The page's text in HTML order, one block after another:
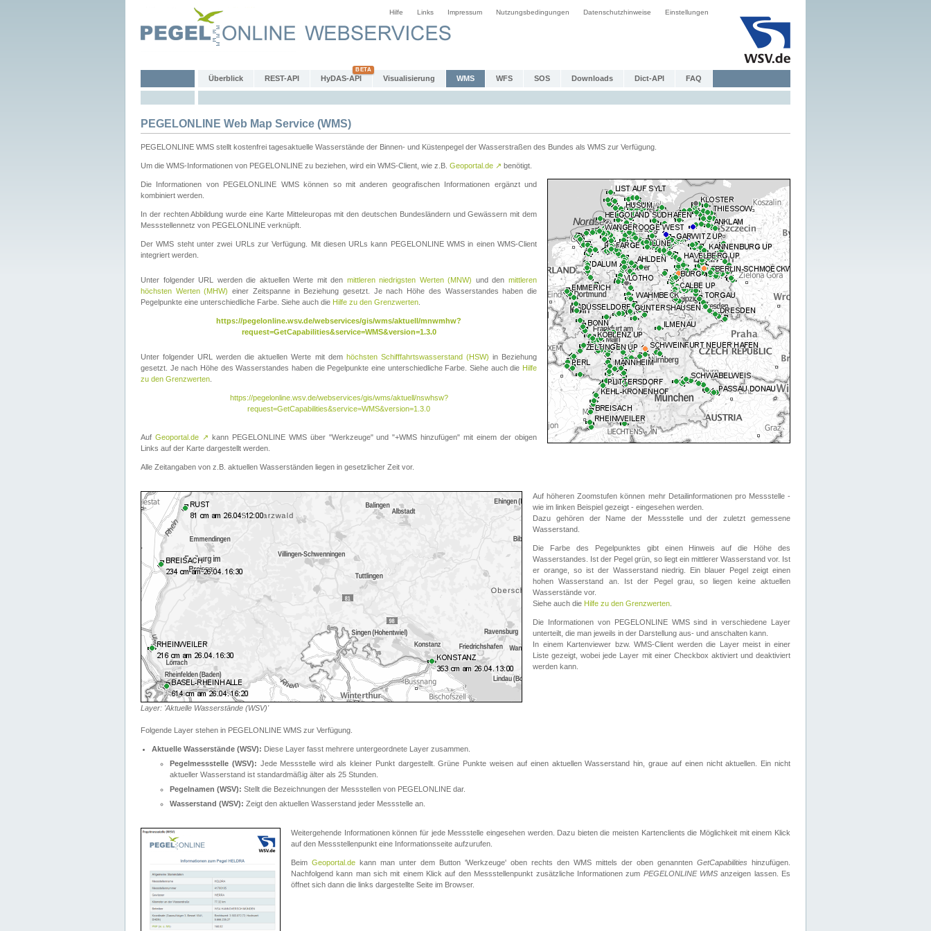
Hilfe Links Impressum Nutzungsbedingungen Datenschutzhinweise Einstellungen
Überblick REST-API HyDAS-API Visualisierung WMS WFS SOS Downloads Dict-API FAQ
PEGELONLINE Web Map Service (WMS)
PEGELONLINE WMS stellt kostenfrei tagesaktuelle Wasserstände der Binnen- und Küstenpegel der Wasserstraßen des Bundes als WMS zur Verfügung.
Um die WMS-Informationen von PEGELONLINE zu beziehen, wird ein WMS-Client, wie z.B. Geoportal.de ↗ benötigt.
Die Informationen von PEGELONLINE WMS können so mit anderen geografischen Informationen ergänzt und
kombiniert werden.
In der rechten Abbildung wurde eine Karte Mitteleuropas mit den deutschen Bundesländern und Gewässern mit dem
Messstellennetz von PEGELONLINE verknüpft.
Der WMS steht unter zwei URLs zur Verfügung. Mit diesen URLs kann PEGELONLINE WMS in einen WMS-Client
integriert werden.
Unter folgender URL werden die aktuellen Werte mit den mittleren niedrigsten Werten (MNW) und denmittleren
höchsten Werten (MHW) einer Zeitspanne in Beziehung gesetzt. Je nach Höhe des Wasserstandes haben die
Pegelpunkte eine unterschiedliche Farbe. Siehe auch die Hilfe zu den Grenzwerten
https://pegelonline.wsv.de/webservices/gis/wms/aktuell/mnwmhw?
request=GetCapabilities&service=WMS&version=1.3.0
Unter folgender URL werden die aktuellen Werte mit dem höchsten Schifffahrtswasserstand (HSW) in Beziehung
gesetzt. Je nach Höhe des Wasserstandes haben die Pegelpunkte eine unterschiedliche Farbe. Siehe auch die Hilfe
zu den Grenzwerten
https://pegelonline.wsv.de/webservices/gis/wms/aktuell/nswhsw?
request=GetCapabilities&service=WMS&version=1.3.0
Auf Geoportal.de ↗ kann PEGELONLINE WMS über "Werkzeuge" und "+WMS hinzufügen" mit einem der obigen
Links auf der Karte dargestellt werden.
Alle Zeitangaben von z.B. aktuellen Wasserständen liegen in gesetzlicher Zeit vor.
Layer: 'Aktuelle Wasserstände (WSV)'
Auf höheren Zoomstufen können mehr Detailinformationen pro Messstelle -
wie im linken Beispiel gezeigt - eingesehen werden.
Dazu gehören der Name der Messstelle und der zuletzt gemessene
Wasserstand.
Die Farbe des Pegelpunktes gibt einen Hinweis auf die Höhe des
Wasserstandes. Ist der Pegel grün, so liegt ein mittlerer Wasserstand vor. Ist
er orange, so ist der Wasserstand niedrig. Ein blauer Pegel zeigt einen
hohen Wasserstand an. Ist der Pegel grau, so liegen keine aktuellen
Wasserstände vor.
Siehe auch die Hilfe zu den Grenzwerten
Die Informationen von PEGELONLINE WMS sind in verschiedene Layer
unterteilt, die man jeweils in der Darstellung aus- und anschalten kann.
In einem Kartenviewer bzw. WMS-Client werden die Layer meist in einer
Liste gezeigt, wobei jede Layer mit einer Checkbox aktiviert und deaktiviert
werden kann.
Folgende Layer stehen in PEGELONLINE WMS zur Verfügung.
Aktuelle Wasserstände (WSV): Diese Layer fasst mehrere untergeordnete Layer zusammen.
Pegelmessstelle (WSV): Jede Messstelle wird als kleiner Punkt dargestellt. Grüne Punkte weisen auf einen aktuellen Wasserstand hin, graue auf einen nicht aktuellen. Ein nicht
aktueller Wasserstand ist standardmäßig älter als 25 Stunden.
Pegelnamen (WSV): Stellt die Bezeichnungen der Messstellen von PEGELONLINE dar.
Wasserstand (WSV): Zeigt den aktuellen Wasserstand jeder Messstelle an.
Weitergehende Informationen können für jede Messstelle eingesehen werden. Dazu bieten die meisten Kartenclients die Möglichkeit mit einem Klick
auf den Messstellenpunkt eine Informationsseite aufzurufen.
Beim Geoportal.de kann man unter dem Button 'Werkzeuge' oben rechts den WMS mittels der oben genannten GetCapabilities hinzufügen.
Nachfolgend kann man sich mit einem Klick auf den Messstellenpunkt zusätzliche Informationen zum PEGELONLINE WMSanzeigen lassen. Es
öffnet sich dann die links dargestellte Seite im Browser.